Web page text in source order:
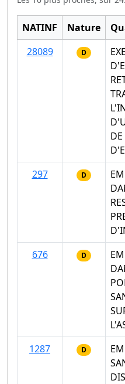
NATINF Nature
28089
D
297
D
676
D
1287
D